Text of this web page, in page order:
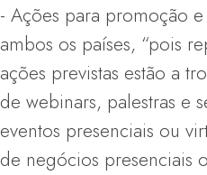
- Ações para promoção
ambos os países, “pois
ações previstas estão a
de webinars, palestras e
eventos presenciais ou
de negócios presenciais